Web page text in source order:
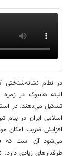
در نظام
البته هانبوک در
تشکیل می‌دهند. در
اسلامی ایران در
افزایش ضریب امکان
می‌شود آن است که
طرفدارهای زیادی